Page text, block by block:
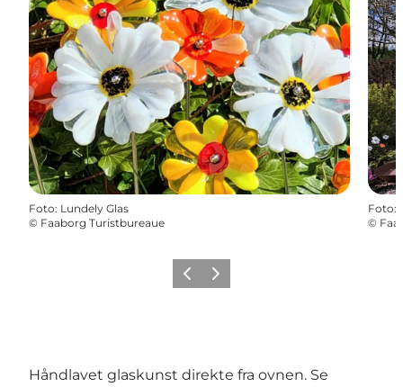
Foto: Lundely Glas
© Faaborg Turistbureaue
Foto:
©
ForrigeNæste
Håndlavet glaskunst direkte fra ovnen. Se